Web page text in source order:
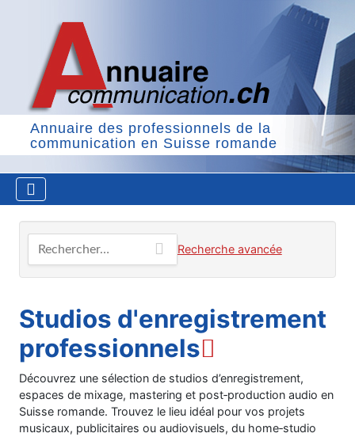
Annuaire des professionnels de la
communication en Suisse romande
Recherche avancée
Studios d'enregistrement
professionnels
Découvrez une sélection de studios d’enregistrement,
espaces de mixage, mastering et post‑production audio en
Suisse romande. Trouvez le lieu idéal pour vos projets
musicaux, publicitaires ou audiovisuels, du home‑studio